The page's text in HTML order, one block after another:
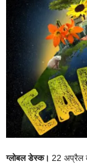
ग्लोबल डेस्क। 22 अप्रैल